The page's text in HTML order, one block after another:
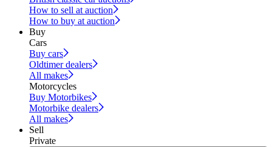
How to sell at auction
How to buy at auction
Buy
Cars
Buy cars
Oldtimer dealers
All makes
Motorcycles
Buy Motorbikes
Motorbike dealers
All makes
Sell
Private